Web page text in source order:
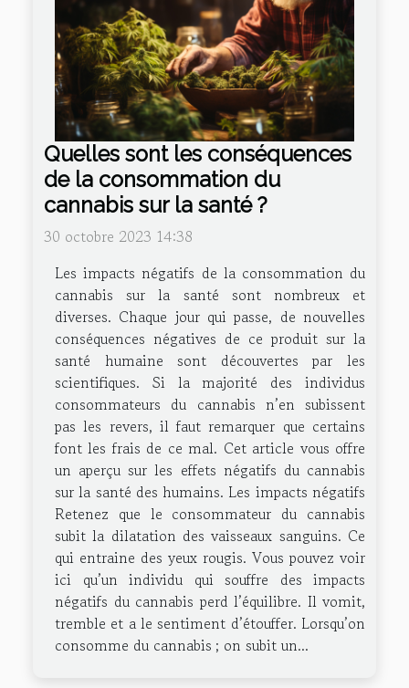
Quelles sont les conséquences
de la consommation du
cannabis sur la santé ?
30 octobre 2023 14:38
Les impacts négatifs de la consommation du
cannabis sur la santé sont nombreux et
diverses. Chaque jour qui passe, de nouvelles
conséquences négatives de ce produit sur la
santé humaine sont découvertes par les
scientifiques. Si la majorité des individus
consommateurs du cannabis n’en subissent
pas les revers, il faut remarquer que certains
font les frais de ce mal. Cet article vous offre
un aperçu sur les effets négatifs du cannabis
sur la santé des humains. Les impacts négatifs
Retenez que le consommateur du cannabis
subit la dilatation des vaisseaux sanguins. Ce
qui entraine des yeux rougis. Vous pouvez voir
ici qu’un individu qui souffre des impacts
négatifs du cannabis perd l’équilibre. Il vomit,
tremble et a le sentiment d’étouffer. Lorsqu’on
consomme du cannabis ; on subit un...